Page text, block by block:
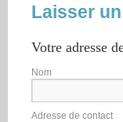
Laisser
Votre adresse
Nom
Adresse de contact